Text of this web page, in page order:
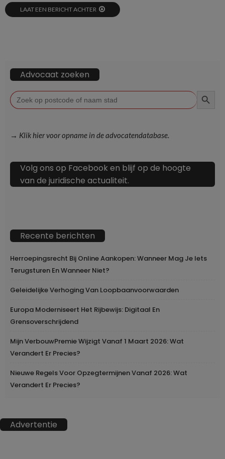
LAAT EEN BERICHT ACHTER
Advocaat zoeken
Zoek
naar:
→ Klik hier voor opname in de advocatendatabase.
Volg ons op Facebook en blijf op de hoogte
van de juridische actualiteit.
Recente berichten
Herroepingsrecht Bij Online Aankopen: Wanneer Mag Je Iets
Terugsturen En Wanneer Niet?
Geleidelijke Verhoging Van Loopbaanvoorwaarden
Europa Moderniseert Het Rijbewijs: Digitaal En
Grensoverschrijdend
Mijn VerbouwPremie Wijzigt Vanaf 1 Maart 2026: Wat
Verandert Er Precies?
Nieuwe Regels Voor Opzegtermijnen Vanaf 2026: Wat
Verandert Er Precies?
Advertentie